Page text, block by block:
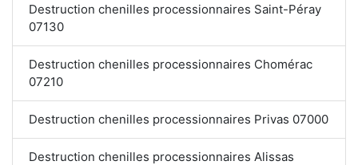
Destruction chenilles processionnaires Saint-Péray
07130
Destruction chenilles processionnaires Chomérac
07210
Destruction chenilles processionnaires Privas 07000
Destruction chenilles processionnaires Alissas